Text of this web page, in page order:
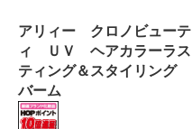
アリィー クロノビューテ
ィ ＵＶ ヘアカラーラス
ティング＆スタイリング
バーム